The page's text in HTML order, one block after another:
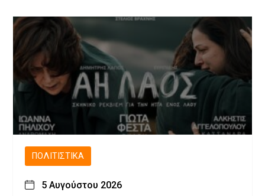
ΠΟΛΙΤΙΣΤΙΚΆ
5 Αυγούστου 2026